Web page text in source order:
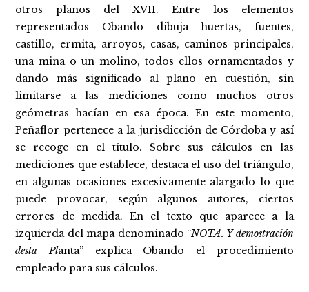
otros planos del XVII. Entre los elementos
representados Obando dibuja huertas, fuentes,
castillo, ermita, arroyos, casas, caminos principales,
una mina o un molino, todos ellos ornamentados y
dando más significado al plano en cuestión, sin
limitarse a las mediciones como muchos otros
geómetras hacían en esa época. En este momento,
Peñaflor pertenece a la jurisdicción de Córdoba y así
se recoge en el título. Sobre sus cálculos en las
mediciones que establece, destaca el uso del triángulo,
en algunas ocasiones excesivamente alargado lo que
puede provocar, según algunos autores, ciertos
errores de medida. En el texto que aparece a la
izquierda del mapa denominado “NOTA. Y demostración
desta Planta” explica Obando el procedimiento
empleado para sus cálculos.